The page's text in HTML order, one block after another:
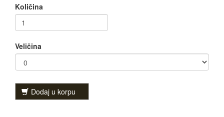
Količina
Veličina
Dodaj u korpu